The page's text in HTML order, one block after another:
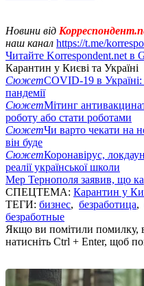
Новини від
наш канал https://t.me/
Читайте Korrespondent.net в
Карантин у Києві та Україні
СюжетCOVID-19 в
пандемії
СюжетМітинг
роботу або стати роботами
СюжетЧи варто чекати на
він буде
СюжетКоронавірус,
реалії української школи
Мер Тернополя заявив, що
СПЕЦТЕМА: Карантин у
ТЕГИ: бизнес, безработица,
безработные
Якщо ви помітили помилку,
натисніть Ctrl + Enter, щоб